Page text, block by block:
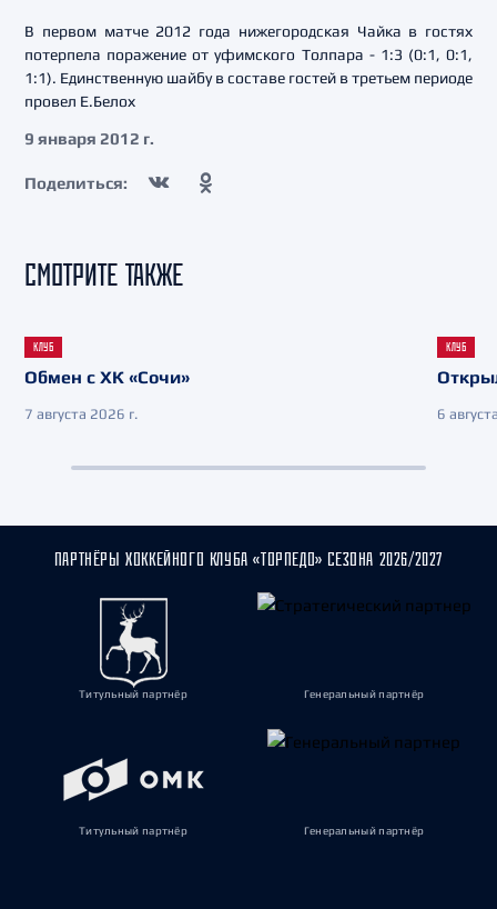
В первом матче 2012 года нижегородская Чайка в гостях
потерпела поражение от уфимского Толпара - 1:3 (0:1, 0:1,
1:1). Единственную шайбу в составе гостей в третьем периоде
провел Е.Белох
9 января 2012 г.
Поделиться:
СМОТРИТЕ ТАКЖЕ
КЛУБ
Обмен с ХК «Сочи»
7 августа 2026 г.
КЛУБ
6
ПАРТНЁРЫ ХОККЕЙНОГО КЛУБА «ТОРПЕДО» СЕЗОНА 2026/2027
Титульный партнёр Генеральный партнёр
Титульный партнёр Генеральный партнёр